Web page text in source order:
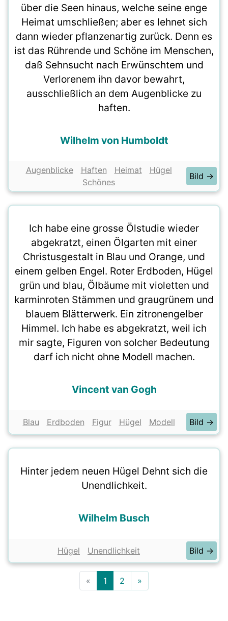
über die Seen hinaus, welche seine enge
Heimat umschließen; aber es lehnet sich
dann wieder pflanzenartig zurück. Denn es
ist das Rührende und Schöne im Menschen,
daß Sehnsucht nach Erwünschtem und
Verlorenem ihn davor bewahrt,
ausschließlich an dem Augenblicke zu
haften.
Wilhelm von Humboldt
Augenblicke Haften Heimat
Hügel
Schönes
Bild →
Ich habe eine grosse Ölstudie wieder
abgekratzt, einen Ölgarten mit einer
Christusgestalt in Blau und Orange, und
einem gelben Engel. Roter Erdboden, Hügel
grün und blau, Ölbäume mit violetten und
karminroten Stämmen und graugrünem und
blauem Blätterwerk. Ein zitronengelber
Himmel. Ich habe es abgekratzt, weil ich
mir sagte, Figuren von solcher Bedeutung
darf ich nicht ohne Modell machen.
Vincent van Gogh
Blau Erdboden Figur Hügel Modell Bild →
Hinter jedem neuen Hügel Dehnt sich die
Unendlichkeit.
Wilhelm Busch
Hügel Unendlichkeit Bild →
« 1 2 »